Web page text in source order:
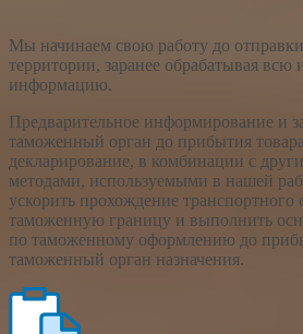
Мы начинаем свою работу до
территории, заранее обрабатывая
информацию.
Предварительное информирование и
таможенный орган до прибытия
декларирование, в комбинации с
методами, используемыми в нашей
ускорить прохождение транспортного
таможенную границу и выполнить
по таможенному оформлению до
таможенный орган назначения.